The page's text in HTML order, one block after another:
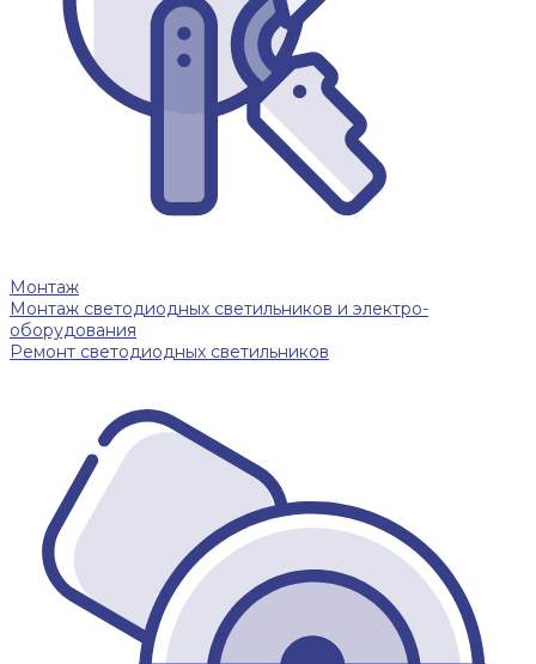
Монтаж
Монтаж светодиодных светильников и электро-
оборудования
Ремонт светодиодных светильников